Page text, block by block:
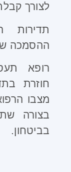
לצורך
תדירות
ההסמכה של
רופא
חוזרת
מצבו
בצורה
בביטחון.